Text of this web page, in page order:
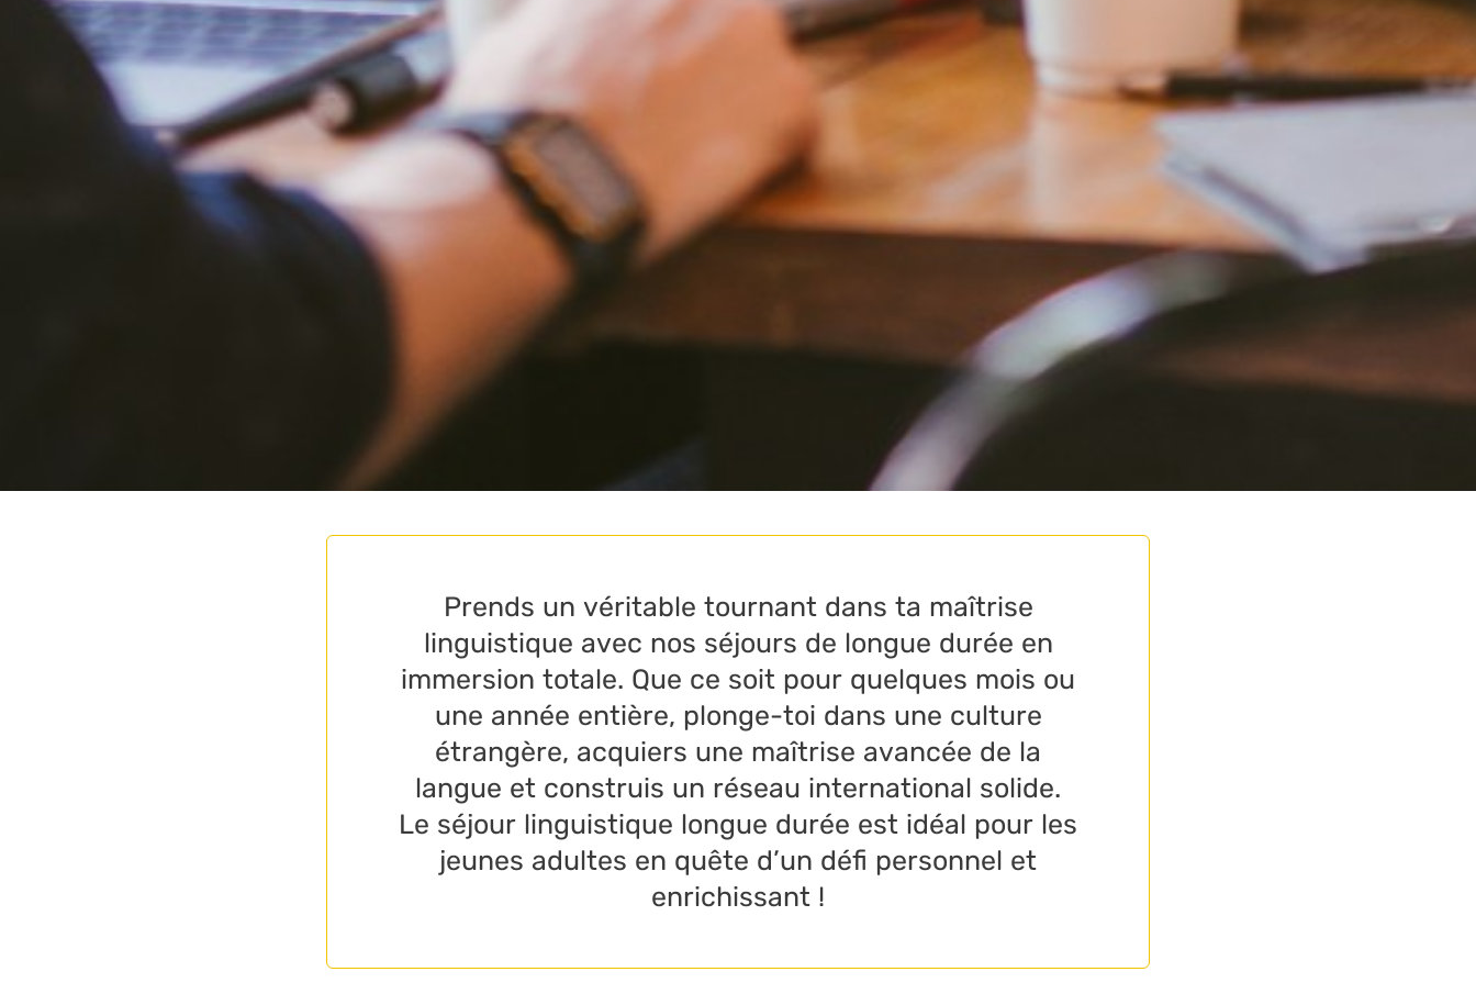
Prends un véritable tournant dans ta maîtrise
linguistique avec nos séjours de longue durée en
immersion totale. Que ce soit pour quelques mois ou
une année entière, plonge-toi dans une culture
étrangère, acquiers une maîtrise avancée de la
langue et construis un réseau international solide.
Le séjour linguistique longue durée est idéal pour les
jeunes adultes en quête d’un défi personnel et
enrichissant !